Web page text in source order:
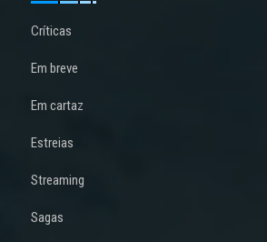
Críticas
Em breve
Em cartaz
Estreias
Streaming
Sagas